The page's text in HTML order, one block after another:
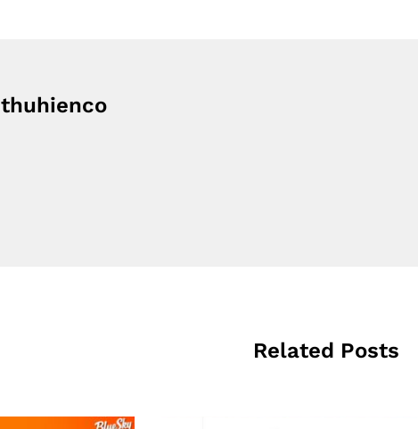
thuhienco
Related Posts